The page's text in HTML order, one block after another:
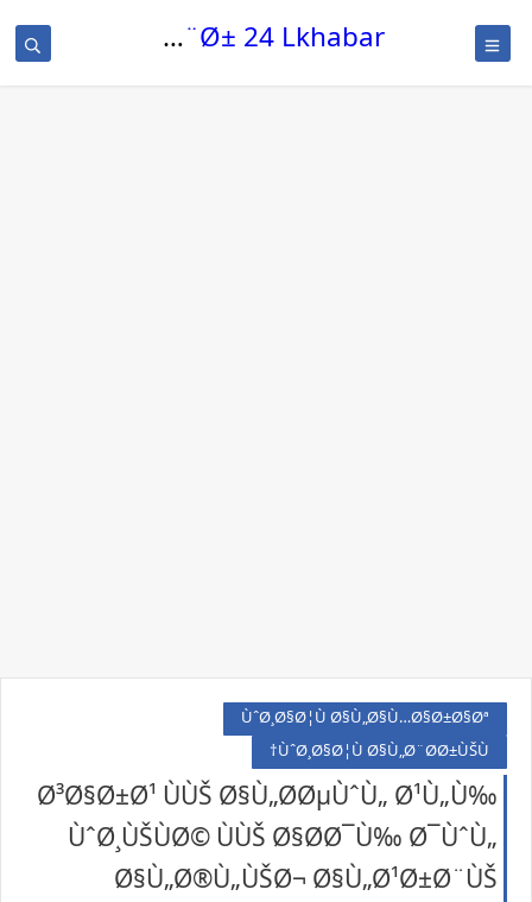
Ù„Ø®Ø¨Ø± 24 Lkhabar
ÙˆØ¸Ø§Ø¦Ù Ø§Ù„Ø§Ù…Ø§Ø±Ø§Øª
ÙˆØ¸Ø§Ø¦Ù Ø§Ù„Ø¨Ø­Ø±ÙŠÙ†
Ø³Ø§Ø±Ø¹ ÙÙŠ Ø§Ù„Ø­ØµÙˆÙ„ Ø¹Ù„Ù‰
ÙˆØ¸ÙŠÙØ© ÙÙŠ Ø§Ø­Ø¯Ù‰ Ø¯ÙˆÙ„
Ø§Ù„Ø®Ù„ÙŠØ¬ Ø§Ù„Ø¹Ø±Ø¨ÙŠ